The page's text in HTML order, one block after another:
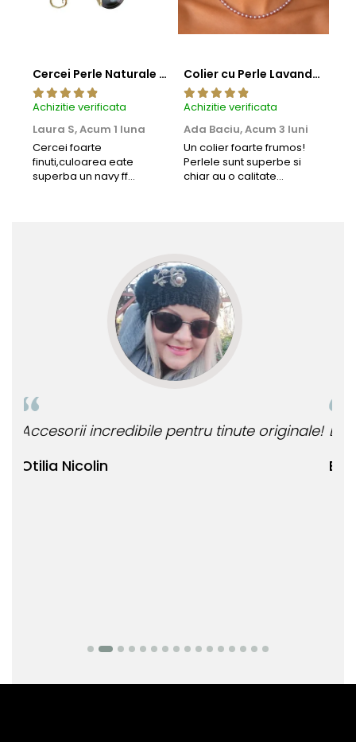
Cercei Perle Naturale Negre 5-6 mm, Buton AAA, Aur 14K (aur 585), Tip Șurub | KASKADDA®
Achizitie verificata
Laura S,Acum 1 luna
Cercei foarte
finuti,culoarea eate
superba un navy ff
Colier cu Perle Lavanda la Baza Gatului, de 4-5 mm, Perle Rare, Calitate AAA+, Aur 14K | KASKADDA®
Achizitie verificata
Ada Baciu,Acum 3 luni
Un colier foarte frumos!
Perlele sunt superbe si
chiar au o calitate
Bianca Manea-Mocan
Bijuteria perfecta pentru ziua perfecta!